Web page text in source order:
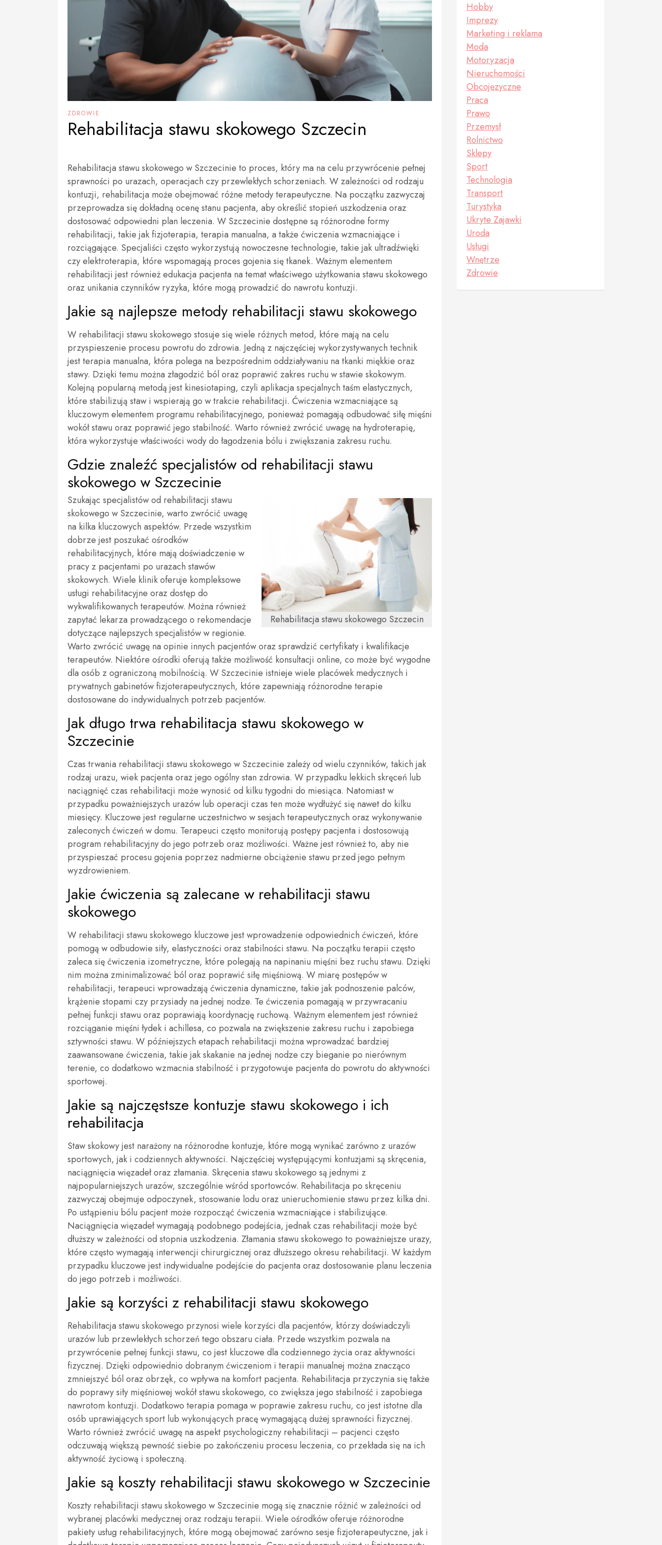
ZDROWIE
Rehabilitacja stawu skokowego Szczecin
Rehabilitacja stawu skokowego w Szczecinie to proces, który ma na celu przywrócenie pełnej
sprawności po urazach, operacjach czy przewlekłych schorzeniach. W zależności od rodzaju
kontuzji, rehabilitacja może obejmować różne metody terapeutyczne. Na początku zazwyczaj
przeprowadza się dokładną ocenę stanu pacjenta, aby określić stopień uszkodzenia oraz
dostosować odpowiedni plan leczenia. W Szczecinie dostępne są różnorodne formy
rehabilitacji, takie jak fizjoterapia, terapia manualna, a także ćwiczenia wzmacniające i
rozciągające. Specjaliści często wykorzystują nowoczesne technologie, takie jak ultradźwięki
czy elektroterapia, które wspomagają proces gojenia się tkanek. Ważnym elementem
rehabilitacji jest również edukacja pacjenta na temat właściwego użytkowania stawu skokowego
oraz unikania czynników ryzyka, które mogą prowadzić do nawrotu kontuzji.
Jakie są najlepsze metody rehabilitacji stawu skokowego
W rehabilitacji stawu skokowego stosuje się wiele różnych metod, które mają na celu
przyspieszenie procesu powrotu do zdrowia. Jedną z najczęściej wykorzystywanych technik
jest terapia manualna, która polega na bezpośrednim oddziaływaniu na tkanki miękkie oraz
stawy. Dzięki temu można złagodzić ból oraz poprawić zakres ruchu w stawie skokowym.
Kolejną popularną metodą jest kinesiotaping, czyli aplikacja specjalnych taśm elastycznych,
które stabilizują staw i wspierają go w trakcie rehabilitacji. Ćwiczenia wzmacniające są
kluczowym elementem programu rehabilitacyjnego, ponieważ pomagają odbudować siłę mięśni
wokół stawu oraz poprawić jego stabilność. Warto również zwrócić uwagę na hydroterapię,
która wykorzystuje właściwości wody do łagodzenia bólu i zwiększania zakresu ruchu.
Gdzie znaleźć specjalistów od rehabilitacji stawu
skokowego w Szczecinie
Rehabilitacja stawu skokowego Szczecin
Szukając specjalistów od rehabilitacji stawu
skokowego w Szczecinie, warto zwrócić uwagę
na kilka kluczowych aspektów. Przede wszystkim
dobrze jest poszukać ośrodków
rehabilitacyjnych, które mają doświadczenie w
pracy z pacjentami po urazach stawów
skokowych. Wiele klinik oferuje kompleksowe
usługi rehabilitacyjne oraz dostęp do
wykwalifikowanych terapeutów. Można również
zapytać lekarza prowadzącego o rekomendacje
dotyczące najlepszych specjalistów w regionie.
Warto zwrócić uwagę na opinie innych pacjentów oraz sprawdzić certyfikaty i kwalifikacje
terapeutów. Niektóre ośrodki oferują także możliwość konsultacji online, co może być wygodne
dla osób z ograniczoną mobilnością. W Szczecinie istnieje wiele placówek medycznych i
prywatnych gabinetów fizjoterapeutycznych, które zapewniają różnorodne terapie
dostosowane do indywidualnych potrzeb pacjentów.
Jak długo trwa rehabilitacja stawu skokowego w
Szczecinie
Czas trwania rehabilitacji stawu skokowego w Szczecinie zależy od wielu czynników, takich jak
rodzaj urazu, wiek pacjenta oraz jego ogólny stan zdrowia. W przypadku lekkich skręceń lub
naciągnięć czas rehabilitacji może wynosić od kilku tygodni do miesiąca. Natomiast w
przypadku poważniejszych urazów lub operacji czas ten może wydłużyć się nawet do kilku
miesięcy. Kluczowe jest regularne uczestnictwo w sesjach terapeutycznych oraz wykonywanie
zaleconych ćwiczeń w domu. Terapeuci często monitorują postępy pacjenta i dostosowują
program rehabilitacyjny do jego potrzeb oraz możliwości. Ważne jest również to, aby nie
przyspieszać procesu gojenia poprzez nadmierne obciążenie stawu przed jego pełnym
wyzdrowieniem.
Jakie ćwiczenia są zalecane w rehabilitacji stawu
skokowego
W rehabilitacji stawu skokowego kluczowe jest wprowadzenie odpowiednich ćwiczeń, które
pomogą w odbudowie siły, elastyczności oraz stabilności stawu. Na początku terapii często
zaleca się ćwiczenia izometryczne, które polegają na napinaniu mięśni bez ruchu stawu. Dzięki
nim można zminimalizować ból oraz poprawić siłę mięśniową. W miarę postępów w
rehabilitacji, terapeuci wprowadzają ćwiczenia dynamiczne, takie jak podnoszenie palców,
krążenie stopami czy przysiady na jednej nodze. Te ćwiczenia pomagają w przywracaniu
pełnej funkcji stawu oraz poprawiają koordynację ruchową. Ważnym elementem jest również
rozciąganie mięśni łydek i achillesa, co pozwala na zwiększenie zakresu ruchu i zapobiega
sztywności stawu. W późniejszych etapach rehabilitacji można wprowadzać bardziej
zaawansowane ćwiczenia, takie jak skakanie na jednej nodze czy bieganie po nierównym
terenie, co dodatkowo wzmacnia stabilność i przygotowuje pacjenta do powrotu do aktywności
sportowej.
Jakie są najczęstsze kontuzje stawu skokowego i ich
rehabilitacja
Staw skokowy jest narażony na różnorodne kontuzje, które mogą wynikać zarówno z urazów
sportowych, jak i codziennych aktywności. Najczęściej występującymi kontuzjami są skręcenia,
naciągnięcia więzadeł oraz złamania. Skręcenia stawu skokowego są jednymi z
najpopularniejszych urazów, szczególnie wśród sportowców. Rehabilitacja po skręceniu
zazwyczaj obejmuje odpoczynek, stosowanie lodu oraz unieruchomienie stawu przez kilka dni.
Po ustąpieniu bólu pacjent może rozpocząć ćwiczenia wzmacniające i stabilizujące.
Naciągnięcia więzadeł wymagają podobnego podejścia, jednak czas rehabilitacji może być
dłuższy w zależności od stopnia uszkodzenia. Złamania stawu skokowego to poważniejsze urazy,
które często wymagają interwencji chirurgicznej oraz dłuższego okresu rehabilitacji. W każdym
przypadku kluczowe jest indywidualne podejście do pacjenta oraz dostosowanie planu leczenia
do jego potrzeb i możliwości.
Jakie są korzyści z rehabilitacji stawu skokowego
Rehabilitacja stawu skokowego przynosi wiele korzyści dla pacjentów, którzy doświadczyli
urazów lub przewlekłych schorzeń tego obszaru ciała. Przede wszystkim pozwala na
przywrócenie pełnej funkcji stawu, co jest kluczowe dla codziennego życia oraz aktywności
fizycznej. Dzięki odpowiednio dobranym ćwiczeniom i terapii manualnej można znacząco
zmniejszyć ból oraz obrzęk, co wpływa na komfort pacjenta. Rehabilitacja przyczynia się także
do poprawy siły mięśniowej wokół stawu skokowego, co zwiększa jego stabilność i zapobiega
nawrotom kontuzji. Dodatkowo terapia pomaga w poprawie zakresu ruchu, co jest istotne dla
osób uprawiających sport lub wykonujących pracę wymagającą dużej sprawności fizycznej.
Warto również zwrócić uwagę na aspekt psychologiczny rehabilitacji – pacjenci często
odczuwają większą pewność siebie po zakończeniu procesu leczenia, co przekłada się na ich
aktywność życiową i społeczną.
Jakie są koszty rehabilitacji stawu skokowego w Szczecinie
Koszty rehabilitacji stawu skokowego w Szczecinie mogą się znacznie różnić w zależności od
wybranej placówki medycznej oraz rodzaju terapii. Wiele ośrodków oferuje różnorodne
pakiety usług rehabilitacyjnych, które mogą obejmować zarówno sesje fizjoterapeutyczne, jak i
Hobby
Imprezy
Marketing i reklama
Moda
Motoryzacja
Nieruchomości
Obcojęzyczne
Praca
Prawo
Przemysł
Rolnictwo
Sklepy
Sport
Technologia
Transport
Turystyka
Ukryte Zajawki
Uroda
Usługi
Wnętrze
Zdrowie